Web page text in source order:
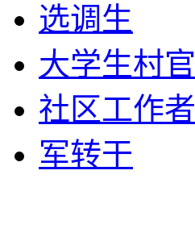
选调生
大学生村官
社区工作者
军转干